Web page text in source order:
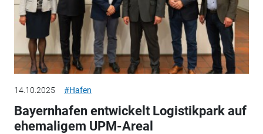
14.10.2025 #Hafen
Bayernhafen entwickelt Logistikpark auf
ehemaligem UPM-Areal